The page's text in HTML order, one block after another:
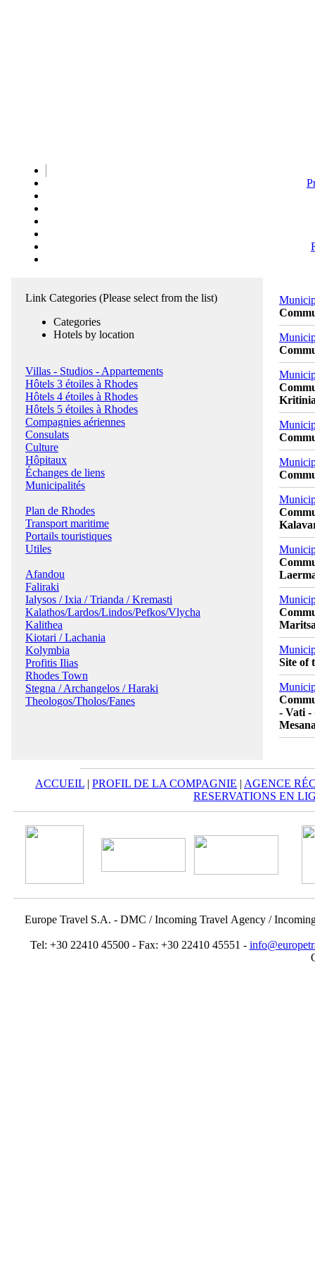
Link Categories (Please select from the list)
Categories
Hotels by location
Villas - Studios - Appartements
Hôtels 3 étoiles à Rhodes
Hôtels 4 étoiles à Rhodes
Hôtels 5 étoiles à Rhodes
Compagnies aériennes
Consulats
Culture
Hôpitaux
Échanges de liens
Municipalités
Plan de Rhodes
Transport maritime
Portails touristiques
Utiles
Afandou
Faliraki
Ialysos / Ixia / Trianda / Kremasti
Kalathos/Lardos/Lindos/Pefkos/Vlycha
Kalithea
Kiotari / Lachania
Kolymbia
Profitis Ilias
Rhodes Town
Stegna / Archangelos / Haraki
Theologos/Tholos/Fanes
Site of
- Vati -
ACCUEIL | PROFIL DE LA COMPAGNIE | AGENCE
RESERVATIONS EN
Europe Travel S.A. - DMC / Incoming Travel Αgency /
Tel: +30 22410 45500 - Fax: +30 22410 45551 -